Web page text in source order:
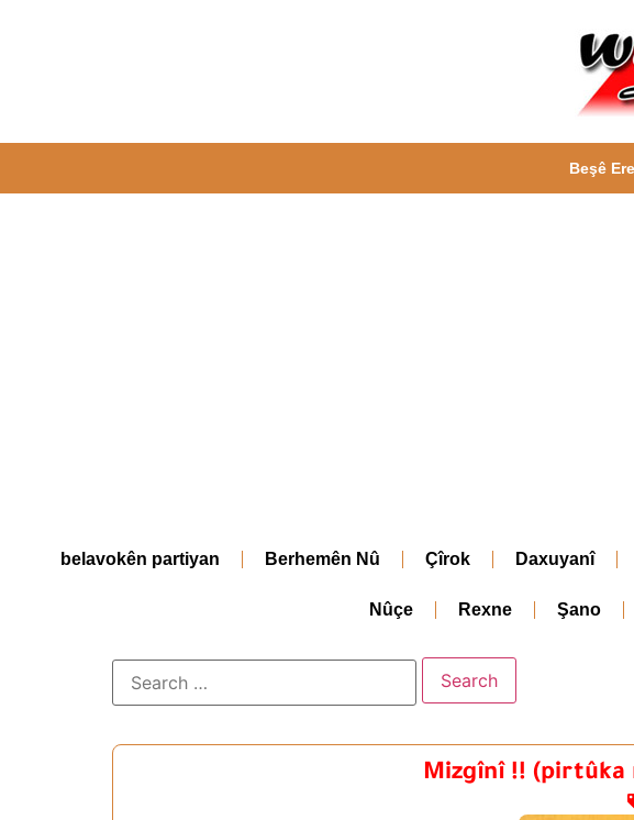
Beşê
belavokên partiyan Berhemên Nû Çîrok Daxuyanî
Nûçe Rexne Şano
Mizgînî !! (pirtûka